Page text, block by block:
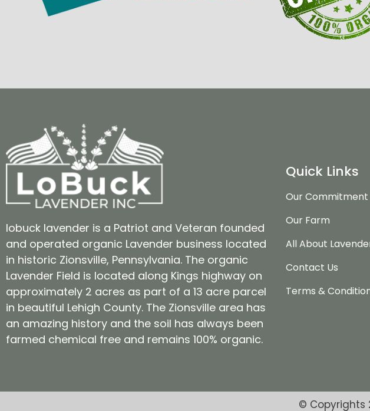
lobuck lavender is a Patriot and Veteran founded
and operated organic Lavender business located
in historic Zionsville, Pennsylvania. The organic
Lavender Field is located along Kings highway on
approximately 2 acres as part of a 13 acre parcel
in beautiful Lehigh County. The Zionsville area has
an amazing history and the soil has always been
farmed chemical free and remains 100% organic.
Quick Links
Our Commitment
Our Farm
All About
Contact Us
Terms &
© Copyrights